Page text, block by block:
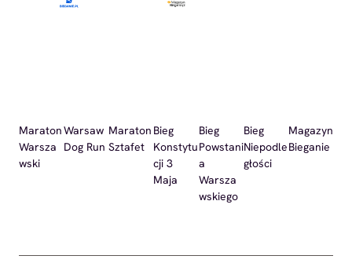
Maraton
Warsza
wski
Warsaw
Dog Run
Maraton
Sztafet
Bieg
Konstytu
cji 3
Maja
Bieg
Powstani
a
Warsza
wskiego
Bieg
Niepodle
głości
Magazyn
Bieganie